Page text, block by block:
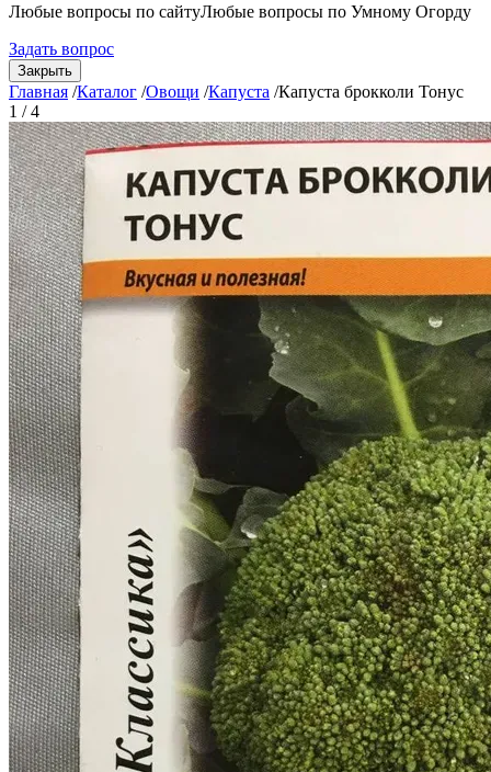
Любые вопросы по сайтуЛюбые вопросы по Умному Огорду
Задать вопрос
Закрыть
Главная /Каталог /Овощи /Капуста /Капуста брокколи Тонус
1 / 4